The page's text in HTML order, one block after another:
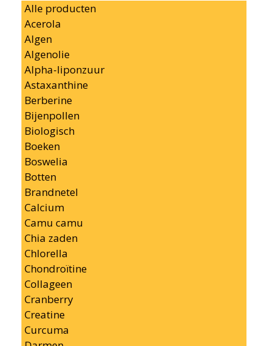
Alle producten
Acerola
Algen
Algenolie
Alpha-liponzuur
Astaxanthine
Berberine
Bijenpollen
Biologisch
Boeken
Boswelia
Botten
Brandnetel
Calcium
Camu camu
Chia zaden
Chlorella
Chondroïtine
Collageen
Cranberry
Creatine
Curcuma